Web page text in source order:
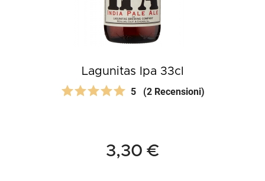
Lagunitas Ipa 33cl
5 (2 Recensioni)
3,30 €